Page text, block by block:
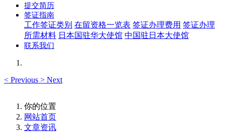
提交简历
签证指南
工作签证类别 在留资格一览表 签证办理费用 签证办理
所需材料 日本国驻华大使馆 中国驻日本大使馆
联系我们
< Previous > Next
你的位置
网站首页
文章资讯